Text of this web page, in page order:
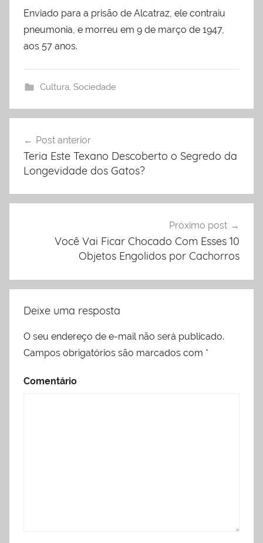
Enviado para a prisão de Alcatraz, ele contraiu
pneumonia, e morreu em 9 de março de 1947,
aos 57 anos.
Cultura, Sociedade
Navegação
de
Post anterior
Teria Este Texano Descoberto o Segredo da
Longevidade dos Gatos?
Próximo post
Você Vai Ficar Chocado Com Esses 10
Objetos Engolidos por Cachorros
Deixe uma resposta
O seu endereço de e-mail não será publicado.
Campos obrigatórios são marcados com *
Comentário